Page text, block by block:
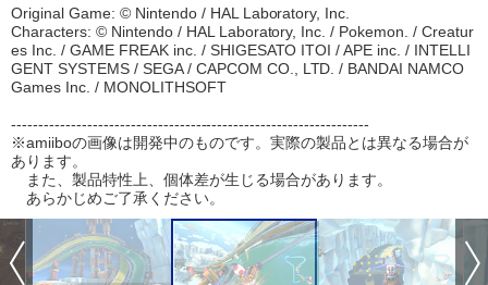
Original Game: © Nintendo / HAL Laboratory, Inc.
Characters: © Nintendo / HAL Laboratory, Inc. / Pokemon. / Creatur
es Inc. / GAME FREAK inc. / SHIGESATO ITOI / APE inc. / INTELLI
GENT SYSTEMS / SEGA / CAPCOM CO., LTD. / BANDAI NAMCO
Games Inc. / MONOLITHSOFT
------------------------------------------------------------------
※amiiboの画像は開発中のものです。実際の製品とは異なる場合が
あります。
また、製品特性上、個体差が生じる場合があります。
あらかじめご了承ください。